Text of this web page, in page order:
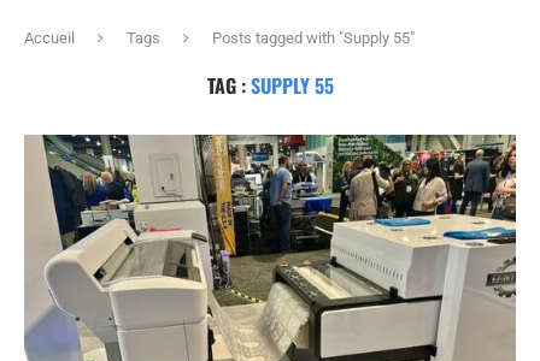
Accueil Tags Posts tagged with "Supply 55"
TAG :SUPPLY 55